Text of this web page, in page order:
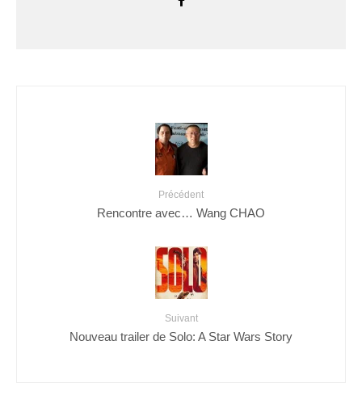
Précédent
Rencontre avec… Wang CHAO
Suivant
Nouveau trailer de Solo: A Star Wars Story